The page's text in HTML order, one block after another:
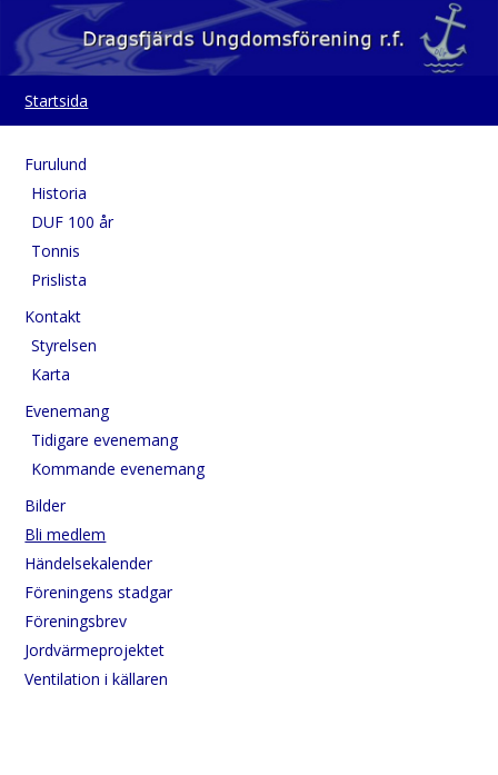
Startsida
Furulund
Historia
DUF 100 år
Tonnis
Prislista
Kontakt
Styrelsen
Karta
Evenemang
Tidigare evenemang
Kommande evenemang
Bilder
Bli medlem
Händelsekalender
Föreningens stadgar
Föreningsbrev
Jordvärmeprojektet
Ventilation i källaren